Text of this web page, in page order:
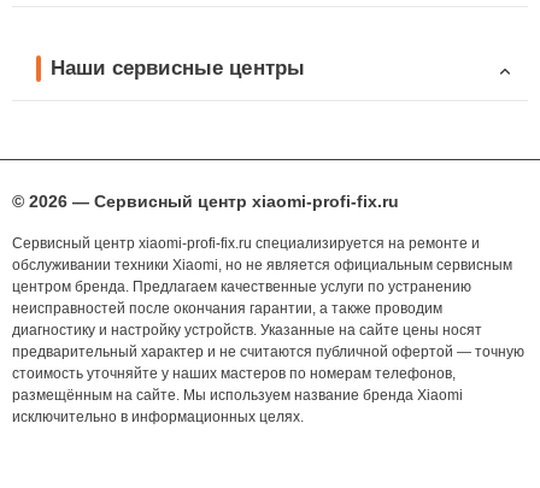
Наши сервисные центры
© 2026 — Сервисный центр xiaomi-profi-fix.ru
Сервисный центр xiaomi-profi-fix.ru специализируется на ремонте и
обслуживании техники Xiaomi, но не является официальным сервисным
центром бренда. Предлагаем качественные услуги по устранению
неисправностей после окончания гарантии, а также проводим
диагностику и настройку устройств. Указанные на сайте цены носят
предварительный характер и не считаются публичной офертой — точную
стоимость уточняйте у наших мастеров по номерам телефонов,
размещённым на сайте. Мы используем название бренда Xiaomi
исключительно в информационных целях.